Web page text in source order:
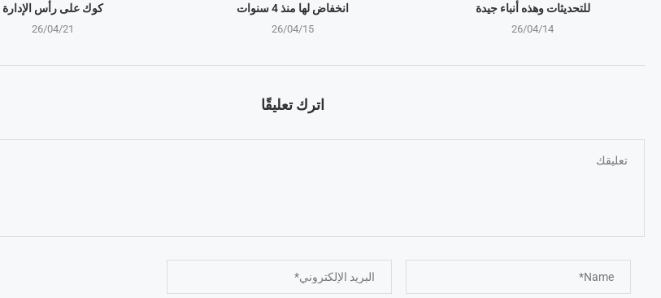
كوك على رأس الإدارة
26/04/21
انخفاض لها منذ 4 سنوات
26/04/15
للتحديثات وهذه أنباء جيدة
26/04/14
اترك تعليقًا